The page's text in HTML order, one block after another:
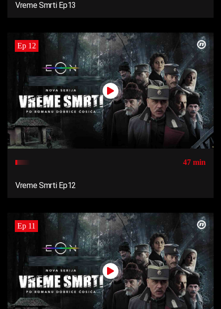
Vreme Smrti Ep13
Ep 12
47 min
Vreme Smrti Ep12
Ep 11